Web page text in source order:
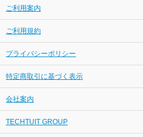
ご利用案内
ご利用規約
プライバシーポリシー
特定商取引に基づく表示
会社案内
TECHTUIT GROUP